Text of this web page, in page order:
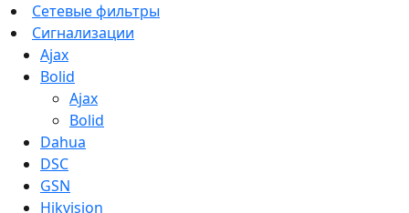
Сетевые фильтры
Сигнализации
Ajax
Bolid
Ajax
Bolid
Dahua
DSC
GSN
Hikvision